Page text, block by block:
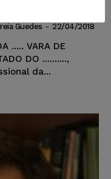
(01)
Guedes - 22/04/2018
..... VARA DE
DO ..........,
da...